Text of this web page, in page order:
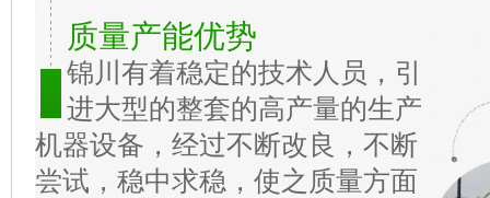
质量产能优势
锦川有着稳定的技术人员，引
进大型的整套的高产量的生产
机器设备，经过不断改良，不断
尝试，稳中求稳，使之质量方面